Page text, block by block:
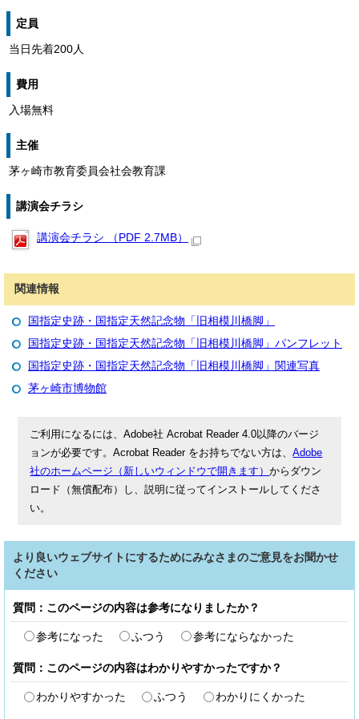
定員
当日先着200人
費用
入場無料
主催
茅ヶ崎市教育委員会社会教育課
講演会チラシ
講演会チラシ （PDF 2.7MB）
関連情報
国指定史跡・国指定天然記念物「旧相模川橋脚」
国指定史跡・国指定天然記念物「旧相模川橋脚」パンフレット
国指定史跡・国指定天然記念物「旧相模川橋脚」関連写真
茅ヶ崎市博物館
ご利用になるには、Adobe社 Acrobat Reader 4.0以降のバージ
ョンが必要です。Acrobat Reader をお持ちでない方は、Adobe
社のホームページ（新しいウィンドウで開きます）からダウン
ロード（無償配布）し、説明に従ってインストールしてくださ
い。
より良いウェブサイトにするためにみなさまのご意見をお聞かせ
ください
質問：このページの内容は参考になりましたか？
参考になった ふつう 参考にならなかった
質問：このページの内容はわかりやすかったですか？
わかりやすかった ふつう わかりにくかった